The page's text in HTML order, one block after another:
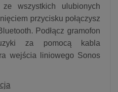
wszystkich ulubionych
przycisku połączysz
Podłącz gramofon
za pomocą kabla
wejścia liniowego Sonos